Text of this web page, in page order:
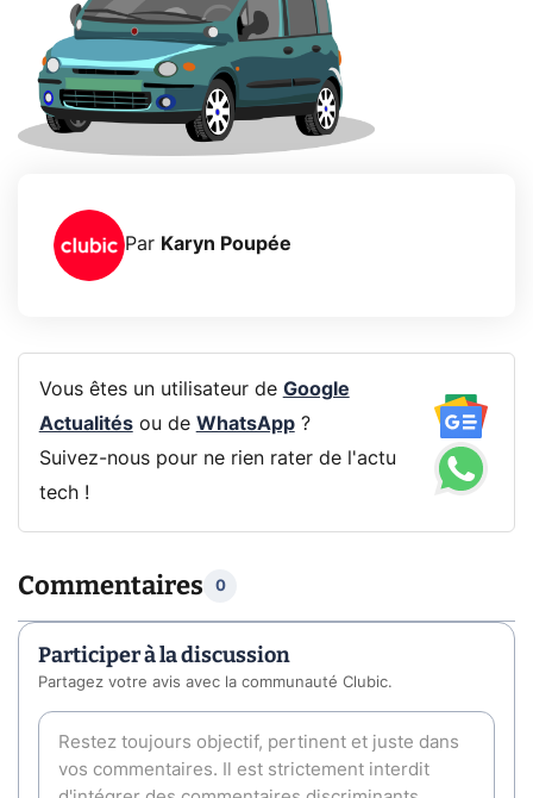
Par Karyn Poupée
Vous êtes un utilisateur de Google
Actualitésou de WhatsApp?
Suivez-nous pour ne rien rater de l'actu
tech !
Commentaires 0
Participer à la discussion
Partagez votre avis avec la communauté Clubic.